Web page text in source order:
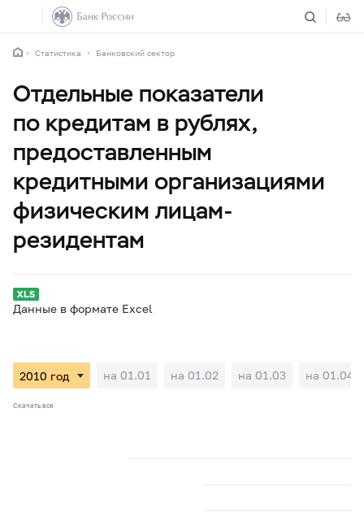
Статистика Банковский сектор
Отдельные показатели
по кредитам в рублях,
предоставленным
кредитными организациями
физическим лицам-
резидентам
Данные в формате Excel
на 01.01 на 01.02 на 01.03 на 01.04
Скачать все